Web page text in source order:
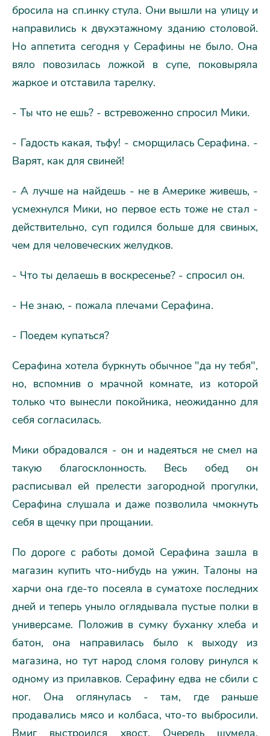
бросила на сп.инку стула. Они вышли на улицу и
направились к двухэтажному зданию столовой.
Но аппетита сегодня у Серафины не было. Она
вяло повозилась ложкой в супе, поковыряла
жаркое и отставила тарелку.
- Ты что не ешь? - встревоженно спросил Мики.
- Гадость какая, тьфу! - сморщилась Серафина. -
Варят, как для свиней!
- А лучше на найдешь - не в Америке живешь, -
усмехнулся Мики, но первое есть тоже не стал -
действительно, суп годился больше для свиных,
чем для человеческих желудков.
- Что ты делаешь в воскресенье? - спросил он.
- Не знаю, - пожала плечами Серафина.
- Поедем купаться?
Серафина хотела буркнуть обычное "да ну тебя",
но, вспомнив о мрачной комнате, из которой
только что вынесли покойника, неожиданно для
себя согласилась.
Мики обрадовался - он и надеяться не смел на
такую благосклонность. Весь обед он
расписывал ей прелести загородной прогулки,
Серафина слушала и даже позволила чмокнуть
себя в щечку при прощании.
По дороге с работы домой Серафина зашла в
магазин купить что-нибудь на ужин. Талоны на
харчи она где-то посеяла в суматохе последних
дней и теперь уныло оглядывала пустые полки в
универсаме. Положив в сумку буханку хлеба и
батон, она направилась было к выходу из
магазина, но тут народ сломя голову ринулся к
одному из прилавков. Серафину едва не сбили с
ног. Она оглянулась - там, где раньше
продавались мясо и колбаса, что-то выбросили.
Вмиг выстроился хвост. Очередь шумела,